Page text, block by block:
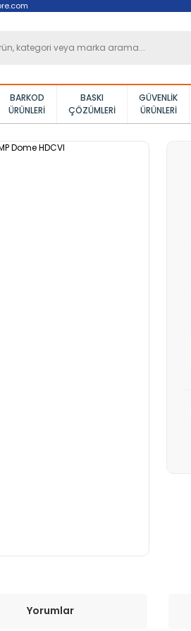
BARKOD
ÜRÜNLERI
BASKI
ÇÖZÜMLERI
GÜVENLIK
ÜRÜNLERI
Yorumlar